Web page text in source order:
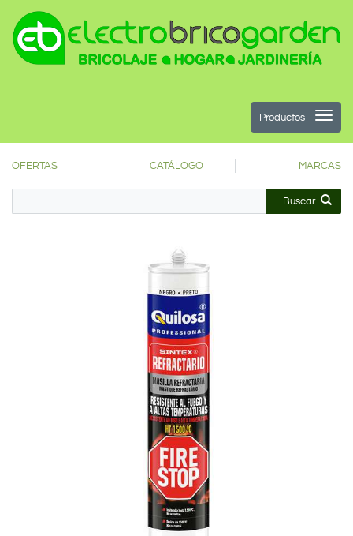
Productos
OFERTAS CATÁLOGO MARCAS
Buscar